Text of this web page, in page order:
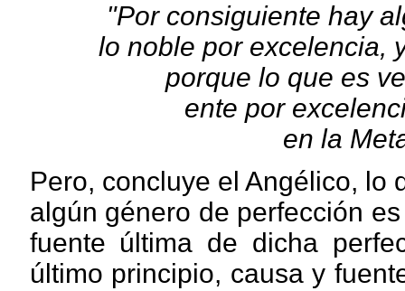
"Por consiguiente hay
lo noble por excelencia,
porque lo que es
ente por
en la
Pero, concluye el Angélico, lo
algún género de perfección
fuente última de dicha
último principio, causa y